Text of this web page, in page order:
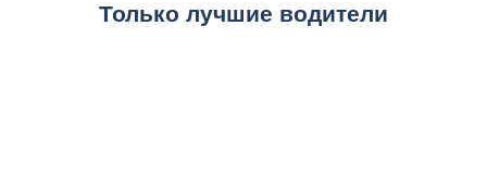
Только лучшие водители